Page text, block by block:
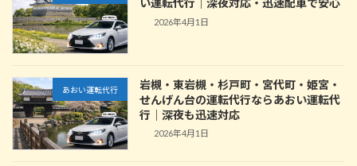
い運転代行｜深夜対応・迅速配車で安心
2026年4月1日
あおい運転代行
岩槻・東岩槻・杉戸町・宮代町・姫宮・
せんげん台の運転代行ならあおい運転代
行｜深夜も迅速対応
2026年4月1日